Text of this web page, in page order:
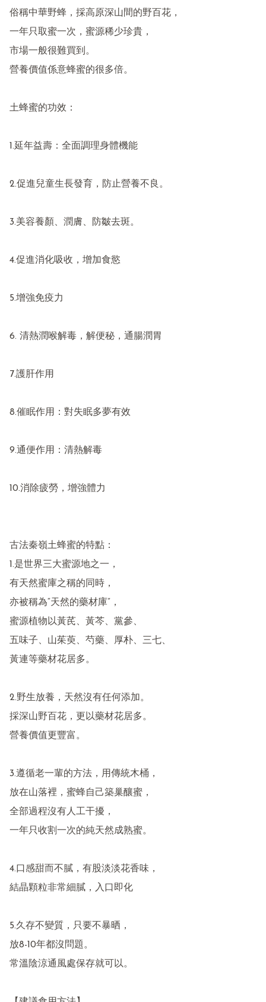
俗稱中華野蜂，採高原深山間的野百花，
一年只取蜜一次，蜜源稀少珍貴，
市場一般很難買到。
營養價值係意蜂蜜的很多倍。
土蜂蜜的功效：
1.延年益壽：全面調理身體機能
2.促進兒童生長發育，防止營養不良。
3.美容養顏、潤膚、防皺去斑。
4.促進消化吸收，增加食慾
5.增強免疫力
6. 清熱潤喉解毒，解便秘，通腸潤胃
7.護肝作用
8.催眠作用：對失眠多夢有效
9.通便作用：清熱解毒
10.消除疲勞，增強體力
古法秦嶺土蜂蜜的特點：
1.是世界三大蜜源地之一，
有天然蜜庫之稱的同時，
亦被稱為“天然的藥材庫”，
蜜源植物以黃芪、黃芩、黨參、
五味子、山茱萸、芍藥、厚朴、三七、
黃連等藥材花居多。
2.野生放養，天然沒有任何添加。
採深山野百花，更以藥材花居多。
營養價值更豐富。
3.遵循老一輩的方法，用傳統木桶，
放在山落裡，蜜蜂自己築巢釀蜜，
全部過程沒有人工干擾，
一年只收割一次的純天然成熟蜜。
4.口感甜而不膩，有股淡淡花香味，
結晶顆粒非常細膩，入口即化
5.久存不變質，只要不暴晒，
放8-10年都沒問題。
常溫陰涼通風處保存就可以。